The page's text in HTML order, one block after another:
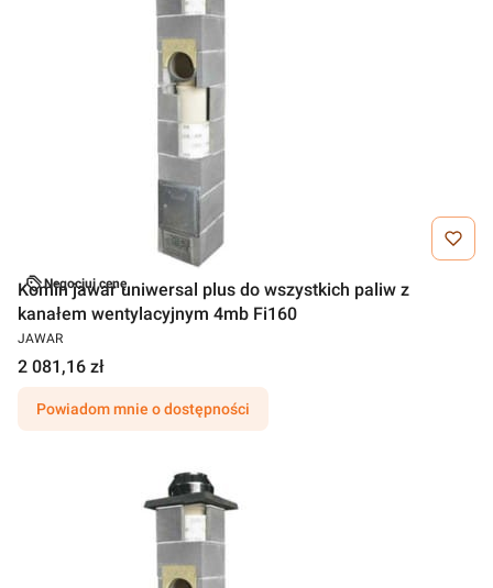
Negocjuj cenę
Komin jawar uniwersal plus do wszystkich paliw z
kanałem wentylacyjnym 4mb Fi160
JAWAR
2 081,16 zł
Powiadom mnie o dostępności